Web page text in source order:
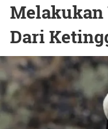
Dari